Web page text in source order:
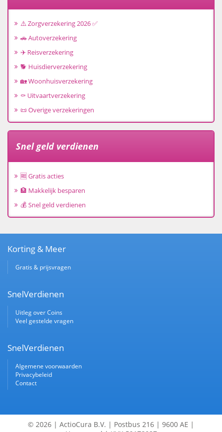
⚠️ Zorgverzekering 2026 ✅
🚗 Autoverzekering
✈️ Reisverzekering
🐕 Huisdierverzekering
🏡 Woonhuisverzekering
⚰️ Uitvaartverzekering
📜 Overige verzekeringen
Snel geld verdienen
🆓 Gratis acties
🏦 Makkelijk besparen
💰 Snel geld verdienen
Korting & Meer
Gratis & prijsvragen
SnelVerdienen
Uitleg over Coins
Veel gestelde vragen
SnelVerdienen
Algemene voorwaarden
Privacybeleid
Contact
© 2026 | ActioCura B.V. | Postbus 216 | 9600 AE |